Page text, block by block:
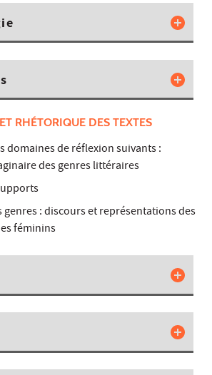
RHÉTORIQUE DES TEXTES
domaines de réflexion suivants :
des genres littéraires
genres : discours et représentations des
féminins